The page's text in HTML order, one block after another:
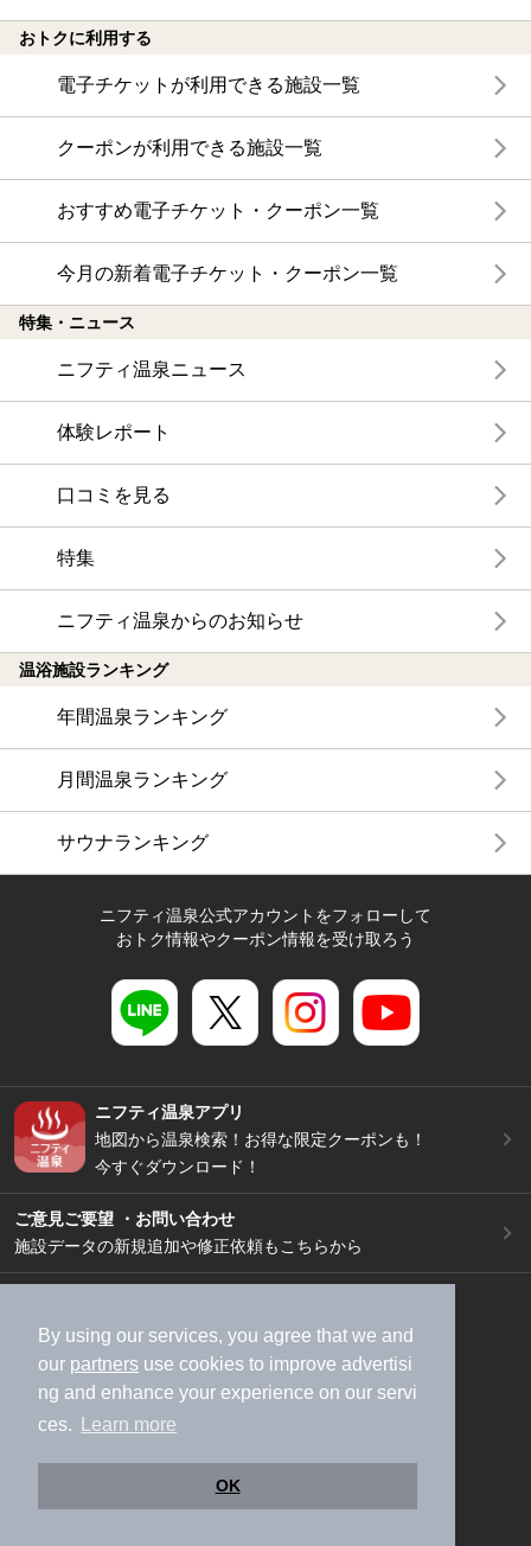
By using our services, you agree that we and
our partners use cookies to improve advertisi
ng and enhance your experience on our servi
ces.
Learn more
OK
おトクに利用する
電子チケットが利用できる施設一覧
クーポンが利用できる施設一覧
おすすめ電子チケット・クーポン一覧
今月の新着電子チケット・クーポン一覧
特集・ニュース
ニフティ温泉ニュース
体験レポート
口コミを見る
特集
ニフティ温泉からのお知らせ
温浴施設ランキング
年間温泉ランキング
月間温泉ランキング
サウナランキング
ニフティ温泉公式アカウントをフォローして
おトク情報やクーポン情報を受け取ろう
ニフティ温泉アプリ
地図から温泉検索！お得な限定クーポンも！
今すぐダウンロード！
ご意見ご要望 ・お問い合わせ
施設データの新規追加や修正依頼もこちらから
加盟店募集（資料請求）
広告出稿のご案内
利用規約
ライフスタイルMEMBERS+規約
特定商取引法に基づく表記
ヘルプ
採用情報
運営会社